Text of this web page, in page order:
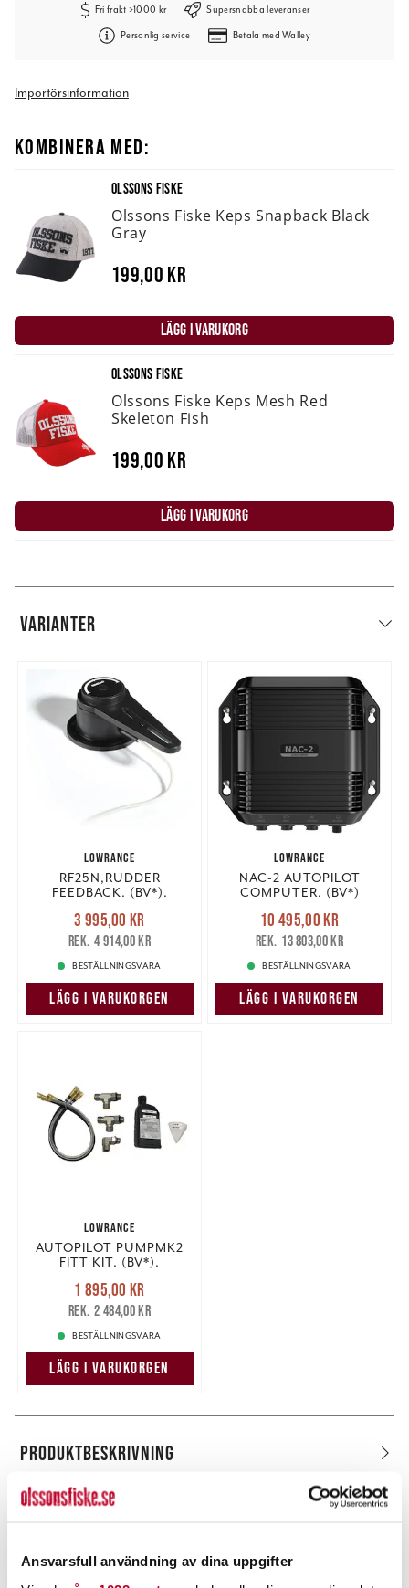
Ansvarsfull användning av dina uppgifter
Fri frakt >1000 kr Supersnabba leveranser
Personlig service Betala med Walley
Importörsinformation
KOMBINERA MED:
OLSSONS FISKE
Olssons Fiske Keps Snapback Black
Gray
199,00 kr
LÄGG I VARUKORG
OLSSONS FISKE
Olssons Fiske Keps Mesh Red
Skeleton Fish
199,00 kr
LÄGG I VARUKORG
VARIANTER
LOWRANCE
RF25N,RUDDER
FEEDBACK. (BV*).
Nuvarande pris
3 995,00 krTidigare pris
4 914,00 kr
3 995,00 kr
4 914,00 kr
BESTÄLLNINGSVARA
LÄGG I VARUKORGEN
LOWRANCE
NAC-2 AUTOPILOT
COMPUTER. (BV*)
Nuvarande pris
10 495,00 krTidigare pris
13 803,00 kr
10 495,00 kr
13 803,00 kr
BESTÄLLNINGSVARA
LÄGG I VARUKORGEN
LOWRANCE
AUTOPILOT PUMPMK2
FITT KIT. (BV*).
Nuvarande pris
1 895,00 krTidigare pris
2 484,00 kr
1 895,00 kr
2 484,00 kr
BESTÄLLNINGSVARA
LÄGG I VARUKORGEN
PRODUKTBESKRIVNING
POPULÄRT JUST NU